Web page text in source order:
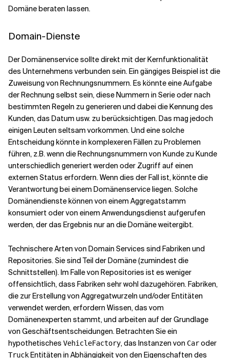
Domäne beraten lassen.
Domain-Dienste
Der Domänenservice sollte direkt mit der Kernfunktionalität
des Unternehmens verbunden sein. Ein gängiges Beispiel ist die
Zuweisung von Rechnungsnummern. Es könnte eine Aufgabe
der Rechnung selbst sein, diese Nummern in Serie oder nach
bestimmten Regeln zu generieren und dabei die Kennung des
Kunden, das Datum usw. zu berücksichtigen. Das mag jedoch
einigen Leuten seltsam vorkommen. Und eine solche
Entscheidung könnte in komplexeren Fällen zu Problemen
führen, z.B. wenn die Rechnungsnummern von Kunde zu Kunde
unterschiedlich generiert werden oder Zugriff auf einen
externen Status erfordern. Wenn dies der Fall ist, könnte die
Verantwortung bei einem Domänenservice liegen. Solche
Domänendienste können von einem Aggregatstamm
konsumiert oder von einem Anwendungsdienst aufgerufen
werden, der das Ergebnis nur an die Domäne weitergibt.
Technischere Arten von Domain Services sind Fabriken und
Repositories. Sie sind Teil der Domäne (zumindest die
Schnittstellen). Im Falle von Repositories ist es weniger
offensichtlich, dass Fabriken sehr wohl dazugehören. Fabriken,
die zur Erstellung von Aggregatwurzeln und/oder Entitäten
verwendet werden, erfordern Wissen, das vom
Domänenexperten stammt, und arbeiten auf der Grundlage
von Geschäftsentscheidungen. Betrachten Sie ein
hypothetisches VehicleFactory, das Instanzen von Caroder
TruckEntitäten in Abhängigkeit von den Eigenschaften des